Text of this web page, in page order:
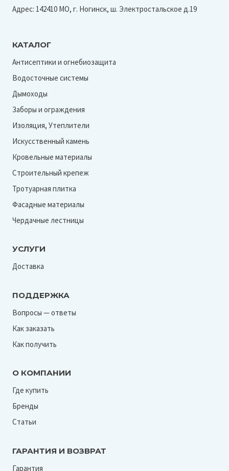
мм)
Адрес: 142410 МО, г. Ногинск, ш. Электростальское д.19
КАТАЛОГ
Антисептики и огнебиозащита
Водосточные системы
Дымоходы
Заборы и ограждения
Изоляция, Утеплители
Искусственный камень
Кровельные материалы
Строительный крепеж
Тротуарная плитка
Фасадные материалы
Чердачные лестницы
УСЛУГИ
Доставка
ПОДДЕРЖКА
Вопросы — ответы
Как заказать
Как получить
О КОМПАНИИ
Где купить
Бренды
Статьи
ГАРАНТИЯ И ВОЗВРАТ
Гарантия